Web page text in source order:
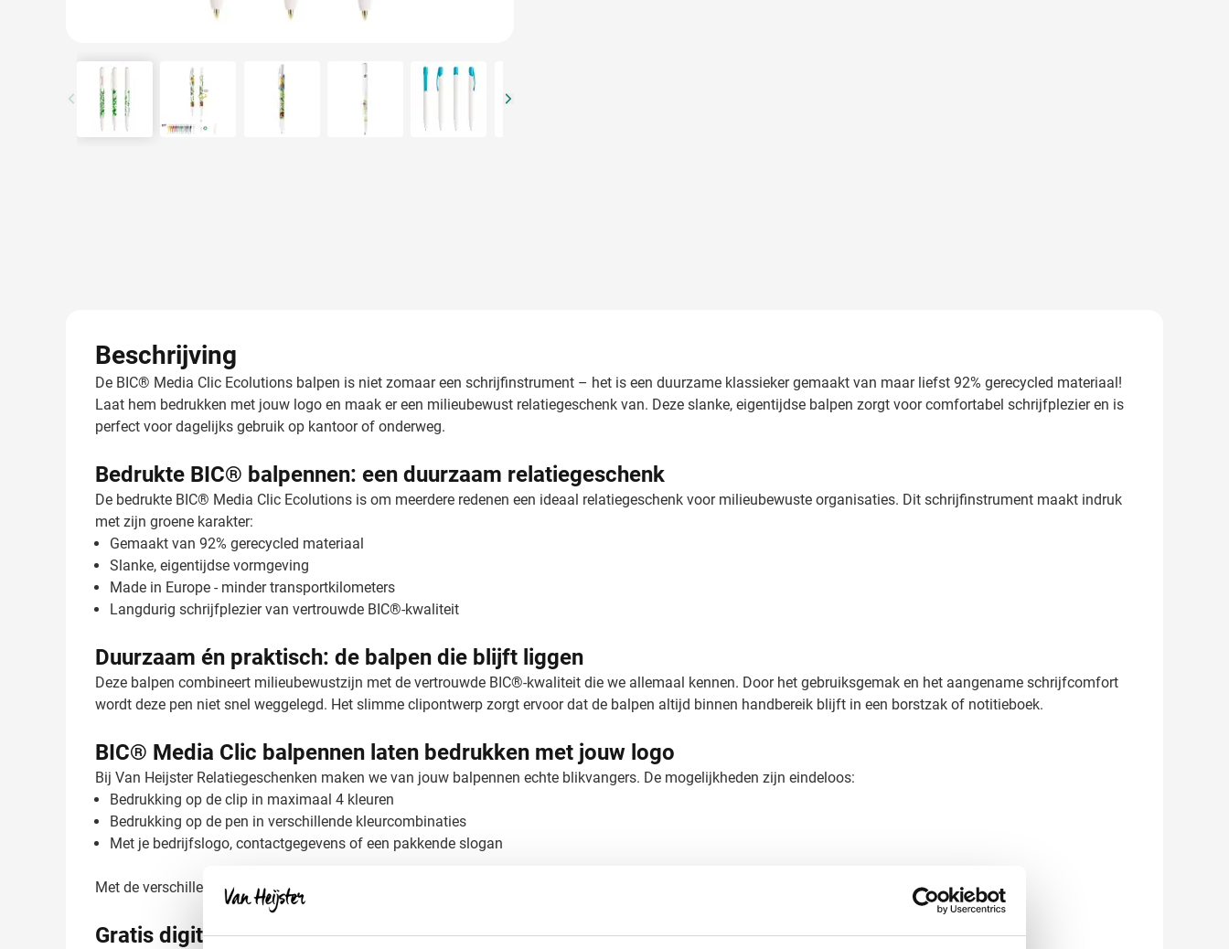
View larger imageView larger imageView larger imageView larger imageView larger image
Beschrijving
De BIC® Media Clic Ecolutions balpen is niet zomaar een schrijfinstrument – het is een duurzame klassieker gemaakt van maar liefst 92% gerecycled materiaal!
Laat hem bedrukken met jouw logo en maak er een milieubewust relatiegeschenk van. Deze slanke, eigentijdse balpen zorgt voor comfortabel schrijfplezier en is
perfect voor dagelijks gebruik op kantoor of onderweg.
Bedrukte BIC® balpennen: een duurzaam relatiegeschenk
De bedrukte BIC® Media Clic Ecolutions is om meerdere redenen een ideaal relatiegeschenk voor milieubewuste organisaties. Dit schrijfinstrument maakt indruk
met zijn groene karakter:
Gemaakt van 92% gerecycled materiaal
Slanke, eigentijdse vormgeving
Made in Europe - minder transportkilometers
Langdurig schrijfplezier van vertrouwde BIC®-kwaliteit
Duurzaam én praktisch: de balpen die blijft liggen
Deze balpen combineert milieubewustzijn met de vertrouwde BIC®-kwaliteit die we allemaal kennen. Door het gebruiksgemak en het aangename schrijfcomfort
wordt deze pen niet snel weggelegd. Het slimme clipontwerp zorgt ervoor dat de balpen altijd binnen handbereik blijft in een borstzak of notitieboek.
BIC® Media Clic balpennen laten bedrukken met jouw logo
Bij Van Heijster Relatiegeschenken maken we van jouw balpennen echte blikvangers. De mogelijkheden zijn eindeloos:
Bedrukking op de clip in maximaal 4 kleuren
Bedrukking op de pen in verschillende kleurcombinaties
Met je bedrijfslogo, contactgegevens of een pakkende slogan
Met de verschillende bedrukkingsmogelijkheden zorgen we dat jouw boodschap opvalt, precies zoals jij dat wilt.
Gratis digitaal voorbeeld van je bedrukte balpen